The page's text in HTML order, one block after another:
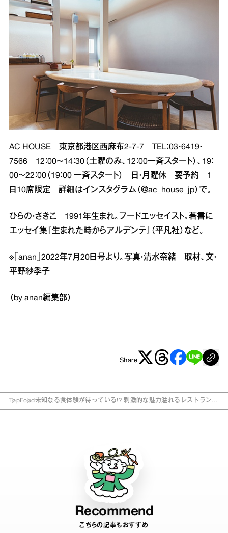
AC HOUSE 東京都港区西麻布2‐7‐7 TEL：03・6419・
7566 12：00～14：30（土曜のみ、12：00一斉スタート）、19：
00～22：00（19：00 一斉スタート） 日・月曜休 要予約 1
日10席限定 詳細はインスタグラム（＠ac_house_jp）で。
ひらの・さきこ 1991年生まれ。フードエッセイスト。著書に
エッセイ集『生まれた時からアルデンテ』（平凡社）など。
※『anan』2022年7月20日号より。写真・清水奈緒 取材、文・
平野紗季子
（by anan編集部）
Share
TopFood未知なる食体験が待っている!? 刺激的な魅力溢れるレストランが
Recommend
こちらの記事もおすすめ